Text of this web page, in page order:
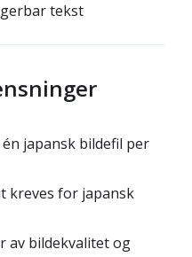
tekst
japansk bildefil per
kreves for japansk
av bildekvalitet og